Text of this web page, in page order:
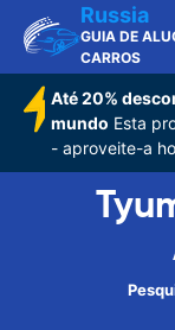
Russia
GUIA DE
CARROS
Até 20%
mundo Esta
- aproveite-a